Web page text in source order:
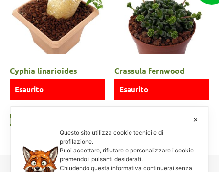
Cyphia linarioides
Esaurito
Leggi tutto
Crassula fernwood
Esaurito
✕
Questo sito utilizza cookie tecnici e di
profilazione.
Puoi accettare, rifiutare o personalizzare i cookie
premendo i pulsanti desiderati.
Chiudendo questa informativa continuerai senza